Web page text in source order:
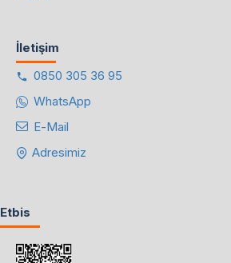
İletişim
0850 305 36 95
WhatsApp
E-Mail
Adresimiz
Etbis